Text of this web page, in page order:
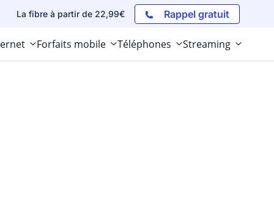
La fibre à partir de 22,99€ Rappel gratuit
Forfaits mobile Téléphones Streaming